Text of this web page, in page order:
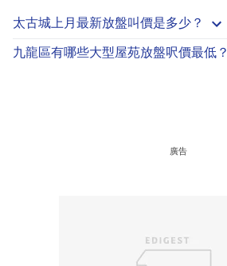
太古城上月最新放盤叫價是多少？
九龍區有哪些大型屋苑放盤呎價最低？
廣告